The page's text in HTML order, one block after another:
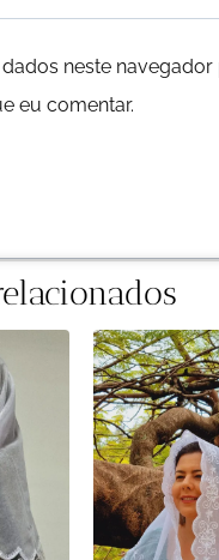
neste navegador
eu comentar.